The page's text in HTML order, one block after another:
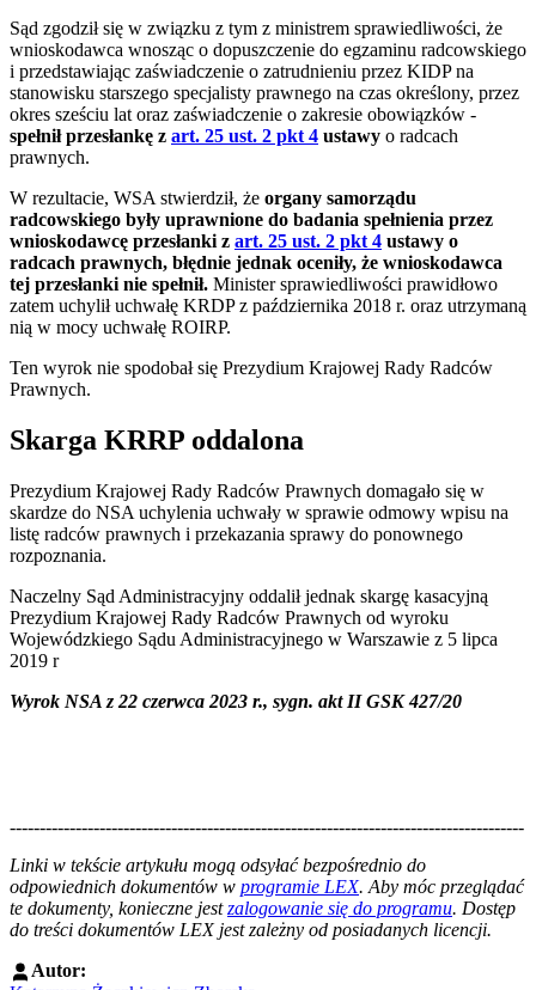
Sąd zgodził się w związku z tym z ministrem sprawiedliwości, że
wnioskodawca wnosząc o dopuszczenie do egzaminu radcowskiego
i przedstawiając zaświadczenie o zatrudnieniu przez KIDP na
stanowisku starszego specjalisty prawnego na czas określony, przez
okres sześciu lat oraz zaświadczenie o zakresie obowiązków -
spełnił przesłankę z art. 25 ust. 2 pkt 4 ustawy o radcach
prawnych.
W rezultacie, WSA stwierdził, że organy samorządu
radcowskiego były uprawnione do badania spełnienia przez
wnioskodawcę przesłanki z art. 25 ust. 2 pkt 4 ustawy o
radcach prawnych, błędnie jednak oceniły, że wnioskodawca
tej przesłanki nie spełnił. Minister sprawiedliwości prawidłowo
zatem uchylił uchwałę KRDP z października 2018 r. oraz utrzymaną
nią w mocy uchwałę ROIRP.
Ten wyrok nie spodobał się Prezydium Krajowej Rady Radców
Prawnych.
Skarga KRRP oddalona
Prezydium Krajowej Rady Radców Prawnych domagało się w
skardze do NSA uchylenia uchwały w sprawie odmowy wpisu na
listę radców prawnych i przekazania sprawy do ponownego
rozpoznania.
Naczelny Sąd Administracyjny oddalił jednak skargę kasacyjną
Prezydium Krajowej Rady Radców Prawnych od wyroku
Wojewódzkiego Sądu Administracyjnego w Warszawie z 5 lipca
2019 r
Wyrok NSA z 22 czerwca 2023 r., sygn. akt II GSK 427/20
--------------------------------------------------------------------------------------
Linki w tekście artykułu mogą odsyłać bezpośrednio do
odpowiednich dokumentów w programie LEX. Aby móc przeglądać
te dokumenty, konieczne jestzalogowanie się do programu. Dostęp
do treści dokumentów LEX jest zależny od posiadanych licencji.
Autor: